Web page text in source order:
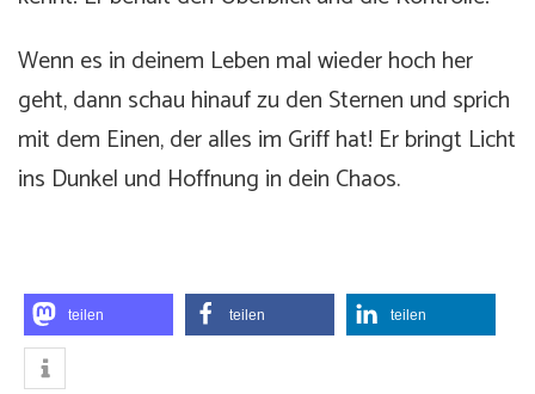
Wenn es in deinem Leben mal wieder hoch her
geht, dann schau hinauf zu den Sternen und sprich
mit dem Einen, der alles im Griff hat! Er bringt Licht
ins Dunkel und Hoffnung in dein Chaos.
teilen teilen teilen